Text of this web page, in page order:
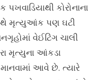
કોરોનાના
મૃત્યુઆંક પણ ઘટી
વેઈટિંગ ચાલી
મૃત્યુના આંકડા
આવે છે. ત્યારે